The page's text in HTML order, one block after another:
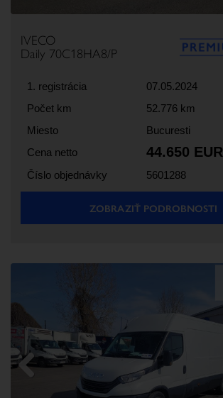
IVECO
Daily 70C18HA8/P
1. registrácia
07.05.2024
Počet km
52.776 km
Miesto
Bucuresti
Cena netto
44.650 EUR
Číslo objednávky 5601288
ZOBRAZIŤ PODROBNOSTI